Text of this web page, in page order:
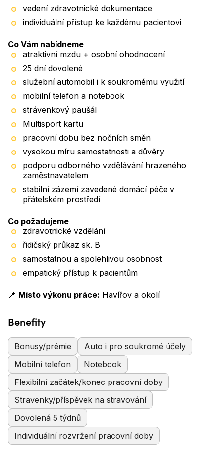
vedení zdravotnické dokumentace
individuální přístup ke každému pacientovi
Co Vám nabídneme
atraktivní mzdu + osobní ohodnocení
25 dní dovolené
služební automobil i k soukromému využití
mobilní telefon a notebook
strávenkový paušál
Multisport kartu
pracovní dobu bez nočních směn
vysokou míru samostatnosti a důvěry
podporu odborného vzdělávání hrazeného
zaměstnavatelem
stabilní zázemí zavedené domácí péče v
přátelském prostředí
Co požadujeme
zdravotnické vzdělání
řidičský průkaz sk. B
samostatnou a spolehlivou osobnost
empatický přístup k pacientům
📍 Místo výkonu práce: Havířov a okolí
Benefity
Bonusy/prémie
Auto i pro soukromé účely
Mobilní telefon
Notebook
Flexibilní začátek/konec pracovní doby
Stravenky/příspěvek na stravování
Dovolená 5 týdnů
Individuální rozvržení pracovní doby